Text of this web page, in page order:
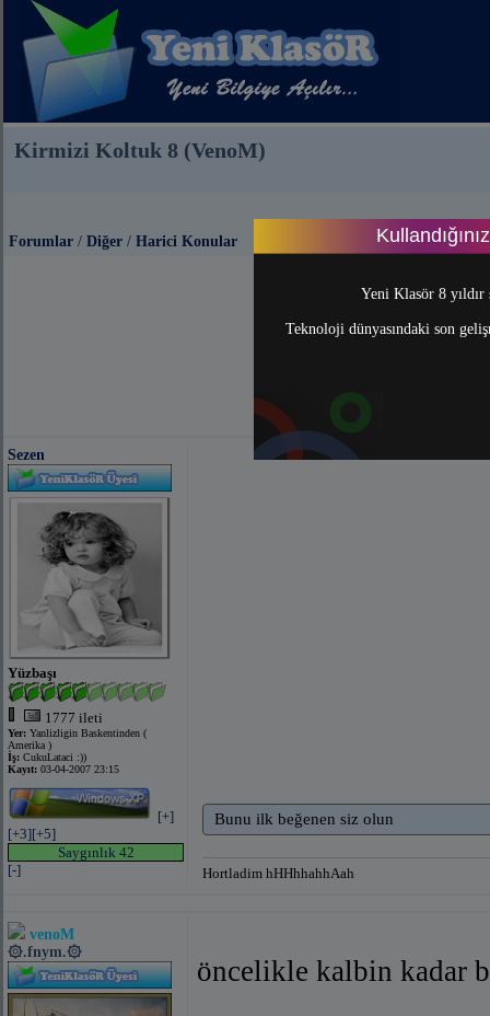
Yeni Klasör 8
Teknoloji dünyasındaki son
Kirmizi Koltuk 8 (VenoM)
Forumlar / Diğer / Harici Konular
Sezen
Yüzbaşı
1777 ileti
Yer: Yanlizligin Baskentinden (
Amerika )
İş: CukuLataci :))
Kayıt: 03-04-2007 23:15
[+]
[+3][+5]
Saygınlık 42
[-]
Bunu ilk beğenen siz olun
Hortladim hHHhhahhAah
venoM
۞.fnym.۞
öncelikle kalbin kadar